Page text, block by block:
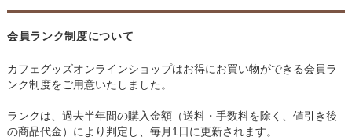
会員ランク制度について
カフェグッズオンラインショップはお得にお買い物ができる会員ラ
ンク制度をご用意いたしました。
ランクは、過去半年間の購入金額（送料・手数料を除く、値引き後
の商品代金）により判定し、毎月1日に更新されます。